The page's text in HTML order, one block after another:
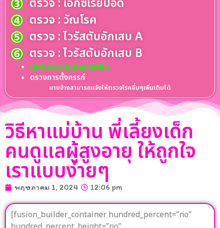
ตรวจ : เอ็กซเรย์ปอด
ตรวจ : วัณโรค
ตรวจ : ไวรัสตับอักเสบ A
ตรวจ : ไวรัสตับอักเสบ B
(ฟรี) ตรวจหาสารเสพติด
ตรวจการตั้งครรภ์
นายจ้างสามารถแจ้งให้ตรวจโรคอื่นๆเพิ่มเติมได้
วิธีหาแม่บ้าน พี่เลี้ยงเด็ก
คนดูแลผู้สูงอายุ ให้ถูกใจ
เราแบบง่ายๆ
พฤษภาคม 1, 2024 12:06 pm
[fusion_builder_container hundred_percent=”no”